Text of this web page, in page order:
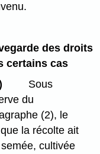
des droits
certains cas
Sous
du
(2), le
la récolte ait
cultivée